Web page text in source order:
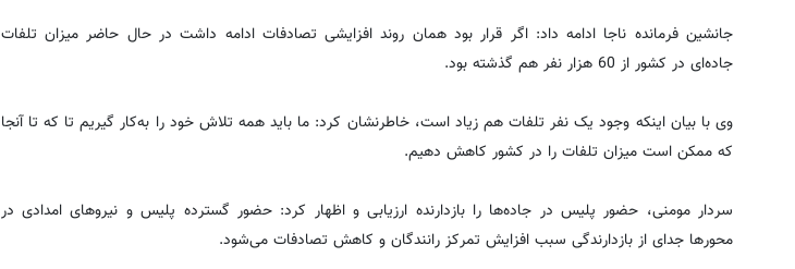
جانشین فرمانده ناجا ادامه داد: اگر قرار بود همان روند افزایشی تصادفات ادامه داشت در حال حاضر میزان تلفات
جاده‌ای در کشور از 60 هزار نفر هم گذشته بود.
وی با بیان اینکه وجود یک نفر تلفات هم زیاد است، خاطرنشان کرد: ما باید همه تلاش خود را به‌کار گیریم تا که تا آنجا
که ممکن است میزان تلفات را در کشور کاهش دهیم.
سردار مومنی، حضور پلیس در جاده‌ها را بازدارنده ارزیابی و اظهار کرد: حضور گسترده پلیس و نیروهای امدادی در
محورها جدای از بازدارندگی سبب افزایش تمرکز رانندگان و کاهش تصادفات می‌شود.